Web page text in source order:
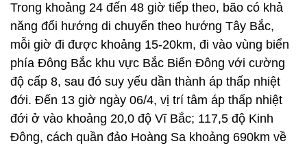
Trong khoảng 24 đến 48 giờ tiếp theo, bão có khả
năng đổi hướng di chuyển theo hướng Tây Bắc,
mỗi giờ đi được khoảng 15-20km, đi vào vùng biển
phía Đông Bắc khu vực Bắc Biển Đông với cường
độ cấp 8, sau đó suy yếu dần thành áp thấp nhiệt
đới. Đến 13 giờ ngày 06/4, vị trí tâm áp thấp nhiệt
đới ở vào khoảng 20,0 độ Vĩ Bắc; 117,5 độ Kinh
Đông, cách quần đảo Hoàng Sa khoảng 690km về